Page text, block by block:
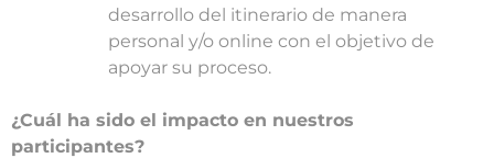
desarrollo del itinerario de manera
personal y/o online con el objetivo de
apoyar su proceso.
¿Cuál ha sido el impacto en nuestros
participantes?